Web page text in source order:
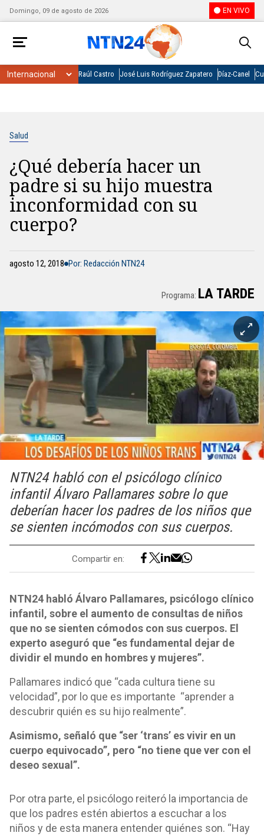
Domingo, 09 de agosto de 2026 EN VIVO
Raúl Castro José Luis Rodríguez Zapatero Díaz-Canel
Salud
¿Qué debería hacer un
padre si su hijo muestra
inconformidad con su
cuerpo?
agosto 12, 2018 Por: Redacción NTN24
Programa: LA TARDE
NTN24 habló con el psicólogo clínico
infantil Álvaro Pallamares sobre lo que
deberían hacer los padres de los niños que
se sienten incómodos con sus cuerpos.
Compartir en:
NTN24 habló Álvaro Pallamares, psicólogo clínico
infantil, sobre el aumento de consultas de niños
que no se sienten cómodos con sus cuerpos. El
experto aseguró que “es fundamental dejar de
dividir el mundo en hombres y mujeres”.
Pallamares indicó que “cada cultura tiene su
velocidad”, por lo que es importante “aprender a
descubrir quién es su hijo realmente”.
Asimismo, señaló que “ser ‘trans’ es vivir en un
cuerpo equivocado”, pero “no tiene que ver con el
deseo sexual”.
Por otra parte, el psicólogo reiteró la importancia de
que los padres estén abiertos a escuchar a los
niños y de esta manera entender quiénes son. “Hay